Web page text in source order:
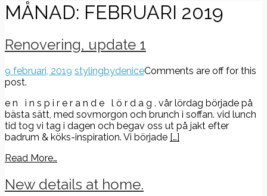
MÅNAD: FEBRUARI 2019
Renovering, update 1
9 februari, 2019 9
stylingbydeniceComments are off for this
post.
e n i n s p i r e r a n d e l ö r d a g . vår lördag började på
bästa sätt, med sovmorgon och brunch i soffan. vid lunch
tid tog vi tag i dagen och begav oss ut på jakt efter
badrum & köks-inspiration. Vi började […]
Read More…
New details at home.